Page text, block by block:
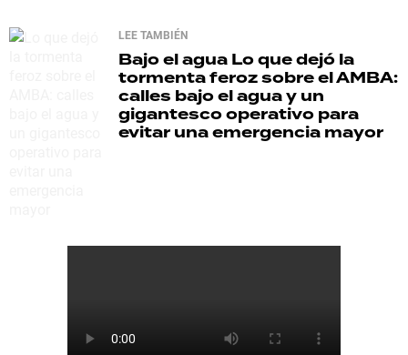
LEE TAMBIÉN
Bajo el agua Lo que dejó la
tormenta feroz sobre el AMBA:
calles bajo el agua y un
gigantesco operativo para
evitar una emergencia mayor